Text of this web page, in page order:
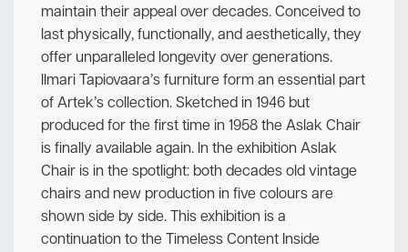
maintain their appeal over decades. Conceived to
last physically, functionally, and aesthetically, they
offer unparalleled longevity over generations.
Ilmari Tapiovaara’s furniture form an essential part
of Artek’s collection. Sketched in 1946 but
produced for the first time in 1958 the Aslak Chair
is finally available again. In the exhibition Aslak
Chair is in the spotlight: both decades old vintage
chairs and new production in five colours are
shown side by side. This exhibition is a
continuation to the Timeless Content Inside